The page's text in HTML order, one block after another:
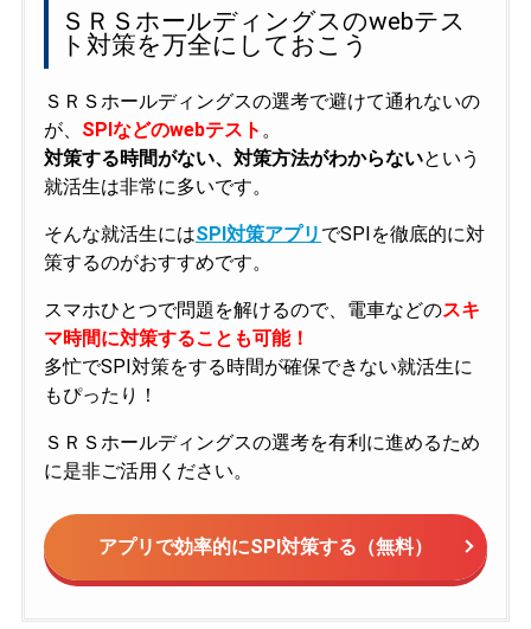
ＳＲＳホールディングスのwebテス
ト対策を万全にしておこう
ＳＲＳホールディングスの選考で避けて通れないの
が、 SPIなどのwebテスト 。
対策する時間がない、対策方法がわからないという
就活生は非常に多いです。
そんな就活生にはSPI対策アプリ でSPIを徹底的に対
策するのがおすすめです。
スマホひとつで問題を解けるので、電車などのスキ
マ時間に対策することも可能！
多忙でSPI対策をする時間が確保できない就活生に
もぴったり！
ＳＲＳホールディングスの選考を有利に進めるため
に是非ご活用ください。
アプリで効率的にSPI対策する（無料）